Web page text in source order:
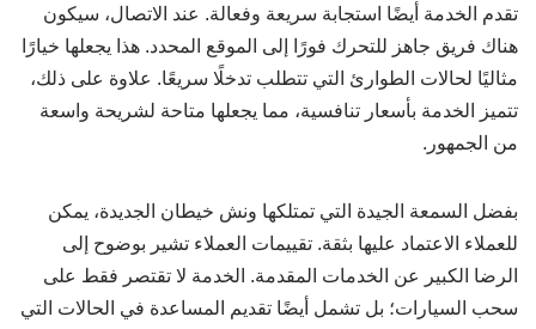
تقدم الخدمة أيضًا استجابة سريعة وفعالة. عند الاتصال، سيكون
هناك فريق جاهز للتحرك فورًا إلى الموقع المحدد. هذا يجعلها خيارًا
مثاليًا لحالات الطوارئ التي تتطلب تدخلًا سريعًا. علاوة على ذلك،
تتميز الخدمة بأسعار تنافسية، مما يجعلها متاحة لشريحة واسعة
من الجمهور.
بفضل السمعة الجيدة التي تمتلكها ونش خيطان الجديدة، يمكن
للعملاء الاعتماد عليها بثقة. تقييمات العملاء تشير بوضوح إلى
الرضا الكبير عن الخدمات المقدمة. الخدمة لا تقتصر فقط على
سحب السيارات؛ بل تشمل أيضًا تقديم المساعدة في الحالات التي